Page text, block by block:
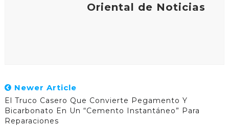
Oriental de Noticias
Newer Article
El Truco Casero Que Convierte Pegamento Y
Bicarbonato En Un “cemento Instantáneo” Para
Reparaciones